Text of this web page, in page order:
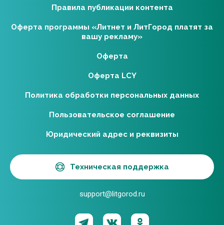
Правила публикации контента
Оферта программы «Литнет и ЛитГород платят за
вашу рекламу»
Оферта
Оферта LCY
Политика обработки персональных данных
Пользовательское соглашение
Юридический адрес и реквизиты
Техническая поддержка
support@litgorod.ru